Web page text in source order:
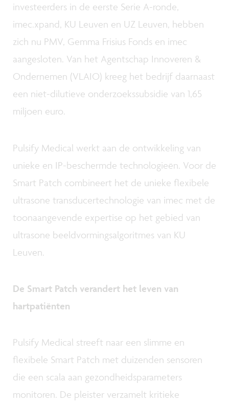
investeerders in de eerste Serie A-ronde,
imec.xpand, KU Leuven en UZ Leuven, hebben
zich nu PMV, Gemma Frisius Fonds en imec
aangesloten. Van het Agentschap Innoveren &
Ondernemen (VLAIO) kreeg het bedrijf daarnaast
een niet-dilutieve onderzoekssubsidie van 1,65
miljoen euro.
Pulsify Medical werkt aan de ontwikkeling van
unieke en IP-beschermde technologieën. Voor de
Smart Patch combineert het de unieke flexibele
ultrasone transducertechnologie van imec met de
toonaangevende expertise op het gebied van
ultrasone beeldvormingsalgoritmes van KU
Leuven.
De Smart Patch verandert het leven van
hartpatiënten
Pulsify Medical streeft naar een slimme en
flexibele Smart Patch met duizenden sensoren
die een scala aan gezondheidsparameters
monitoren. De pleister verzamelt kritieke